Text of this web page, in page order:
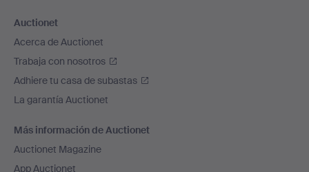
Auctionet
Acerca de Auctionet
Trabaja con nosotros
Adhiere tu casa de subastas
La garantía Auctionet
Más información de Auctionet
Auctionet Magazine
App Auctionet